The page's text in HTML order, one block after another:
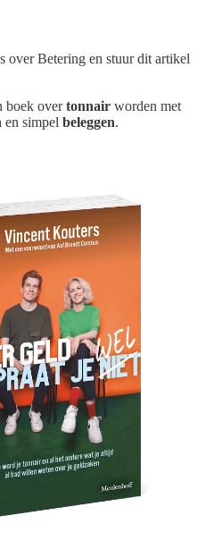
over Betering en stuur dit artikel
boek overtonnair worden met
en simpel beleggen.